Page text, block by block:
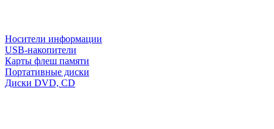
Носители информации
USB-накопители
Карты флеш памяти
Портативные диски
Диски DVD, CD